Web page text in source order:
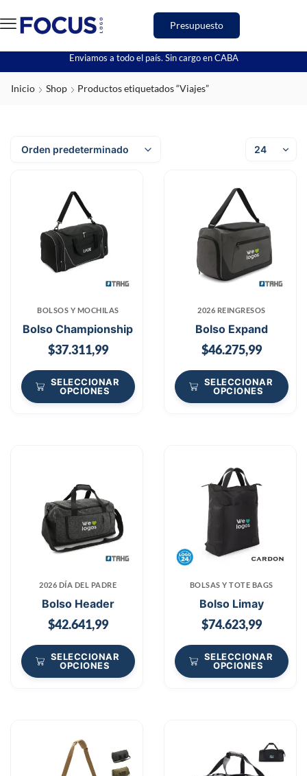
Presupuesto
Enviamos a todo el país. Sin cargo en CABA
Inicio Shop Productos etiquetados “Viajes”
BOLSOS Y MOCHILAS
Bolso Championship
$37.311,99
SELECCIONAR
OPCIONES
2026 REINGRESOS
Bolso Expand
$46.275,99
SELECCIONAR
OPCIONES
2026 DÍA DEL PADRE
Bolso Header
$42.641,99
SELECCIONAR
OPCIONES
BOLSAS Y TOTE BAGS
Bolso Limay
$74.623,99
SELECCIONAR
OPCIONES